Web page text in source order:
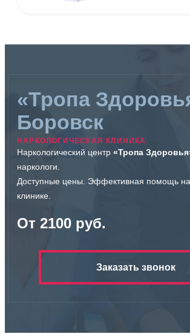
«Тропа
Боровск
НАРКОЛОГИЧЕСКАЯ КЛИНИКА
Наркологический центр «Тропа
наркологи.
Доступные цены. Эффективная помощь
клинике.
От 2100 руб.
Заказать звонок